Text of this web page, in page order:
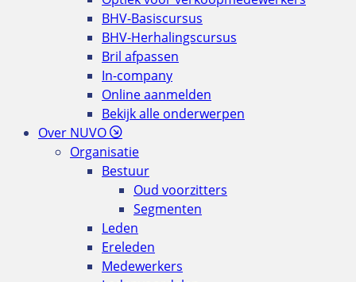
BHV-Basiscursus
BHV-Herhalingscursus
Bril afpassen
In-company
Online aanmelden
Bekijk alle onderwerpen
Over NUVO
Organisatie
Bestuur
Oud voorzitters
Segmenten
Leden
Ereleden
Medewerkers